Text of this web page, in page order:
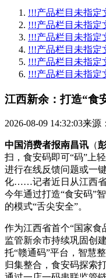
!!!产品栏目未指定
!!!产品栏目未指定
!!!产品栏目未指定
!!!产品栏目未指定
!!!产品栏目未指定
!!!产品栏目未指定
江西新余：打造“食
2026-08-09 14:32:03来源
中国消费者报南昌讯 （
扫，食安码即可“码”上
进行在线反馈问题或一
化……记者近日从江西省
今年通过打造“食安码”
的模式“舌尖安全”。
作为江西省首个“国家
监管新余市持续巩固创
托“赣通码”平台，智慧
归集整合，食安码探索